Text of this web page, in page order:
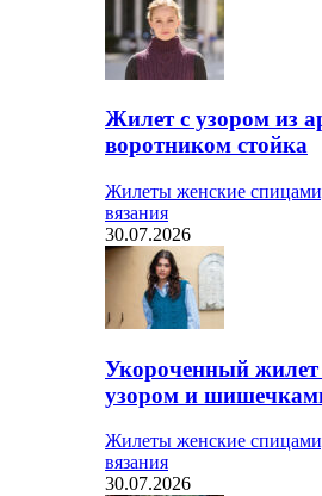
Жилет с узором из
воротником стойка
Жилеты женские
вязания
30.07.2026
Укороченный
узором и
Жилеты женские
вязания
30.07.2026